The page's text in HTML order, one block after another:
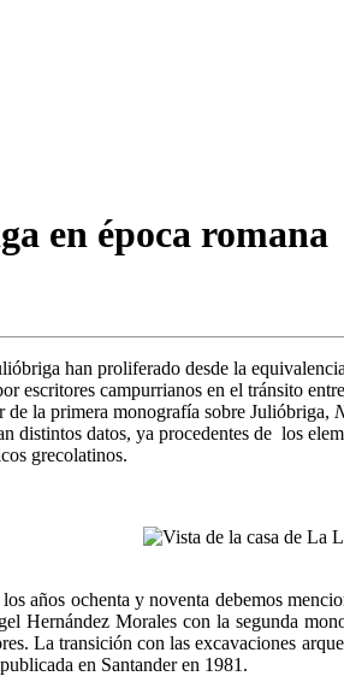
en época romana
han proliferado desde la
escritores campurrianos en el tránsito
la primera monografía sobre Julióbriga,
distintos datos, ya procedentes de los
grecolatinos.
años ochenta y noventa debemos
Hernández Morales con la segunda
La transición con las excavaciones
publicada en Santander en 1981.